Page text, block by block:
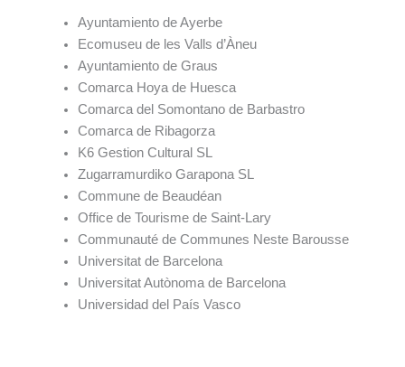
Ayuntamiento de Ayerbe
Ecomuseu de les Valls d’Àneu
Ayuntamiento de Graus
Comarca Hoya de Huesca
Comarca del Somontano de Barbastro
Comarca de Ribagorza
K6 Gestion Cultural SL
Zugarramurdiko Garapona SL
Commune de Beaudéan
Office de Tourisme de Saint-Lary
Communauté de Communes Neste Barousse
Universitat de Barcelona
Universitat Autònoma de Barcelona
Universidad del País Vasco